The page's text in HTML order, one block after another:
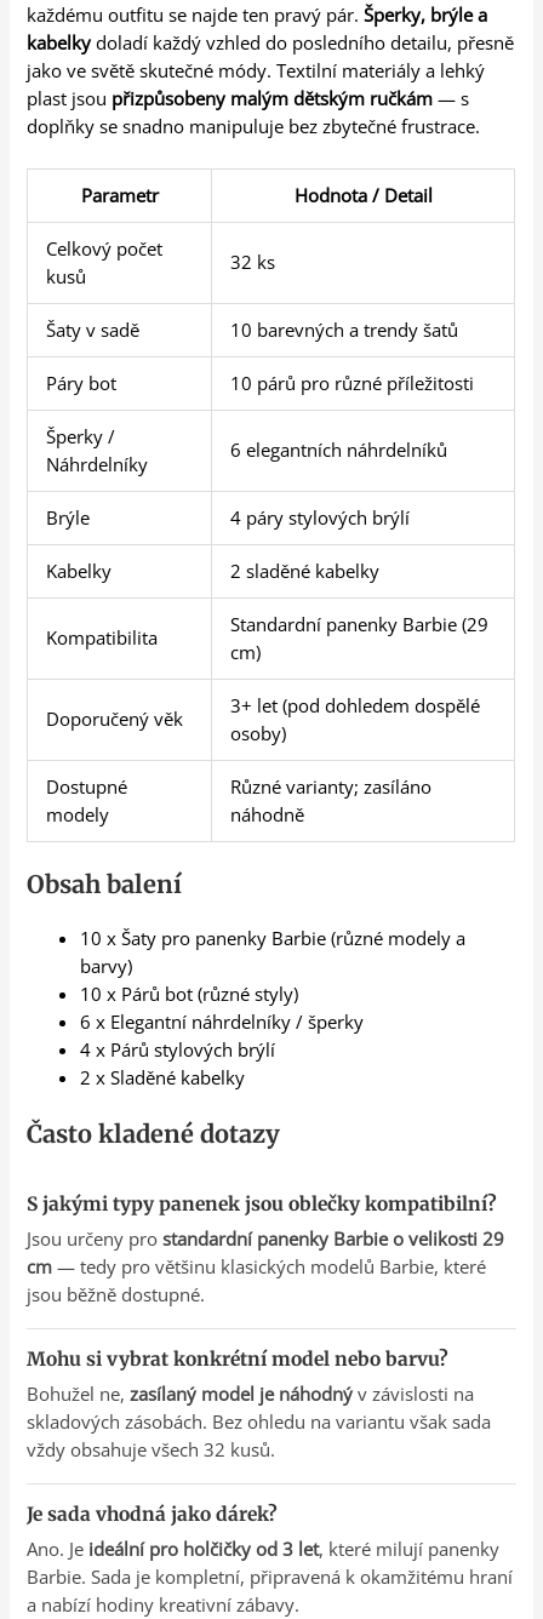
každému outfitu se najde ten pravý pár.Šperky, brýle a
kabelky doladí každý vzhled do posledního detailu, přesně
jako ve světě skutečné módy. Textilní materiály a lehký
plast jsou přizpůsobeny malým dětským ručkám — s
doplňky se snadno manipuluje bez zbytečné frustrace.
Parametr Hodnota / Detail
Celkový počet
kusů
32 ks
Šaty v sadě 10 barevných a trendy šatů
Páry bot 10 párů pro různé příležitosti
Šperky /
Náhrdelníky
6 elegantních náhrdelníků
Brýle 4 páry stylových brýlí
Kabelky 2 sladěné kabelky
Kompatibilita
Standardní panenky Barbie (29
cm)
Doporučený věk
3+ let (pod dohledem dospělé
osoby)
Dostupné
modely
Různé varianty; zasíláno
náhodně
Obsah balení
10 x Šaty pro panenky Barbie (různé modely a
barvy)
10 x Párů bot (různé styly)
6 x Elegantní náhrdelníky / šperky
4 x Párů stylových brýlí
2 x Sladěné kabelky
Často kladené dotazy
S jakými typy panenek jsou oblečky kompatibilní?
Jsou určeny prostandardní panenky Barbie o velikosti 29
cm — tedy pro většinu klasických modelů Barbie, které
jsou běžně dostupné.
Mohu si vybrat konkrétní model nebo barvu?
Bohužel ne,zasílaný model je náhodný v závislosti na
skladových zásobách. Bez ohledu na variantu však sada
vždy obsahuje všech 32 kusů.
Je sada vhodná jako dárek?
Ano. Je ideální pro holčičky od 3 let, které milují panenky
Barbie. Sada je kompletní, připravená k okamžitému hraní
a nabízí hodiny kreativní zábavy.